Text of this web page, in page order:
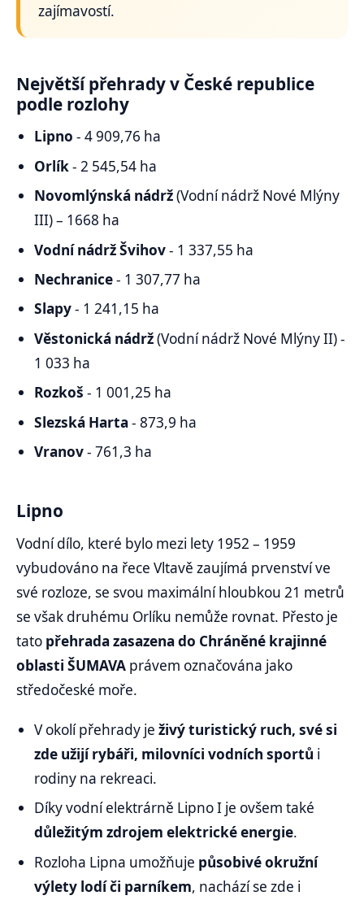
zajímavostí.
Největší přehrady v České republice
podle rozlohy
Lipno - 4 909,76 ha
Orlík- 2 545,54 ha
Novomlýnská nádrž(Vodní nádrž Nové Mlýny
III) – 1668 ha
Vodní nádrž Švihov- 1 337,55 ha
Nechranice- 1 307,77 ha
Slapy- 1 241,15 ha
Věstonická nádrž(Vodní nádrž Nové Mlýny II) -
1 033 ha
Rozkoš- 1 001,25 ha
Slezská Harta- 873,9 ha
Vranov- 761,3 ha
Lipno
Vodní dílo, které bylo mezi lety 1952 – 1959
vybudováno na řece Vltavě zaujímá prvenství ve
své rozloze, se svou maximální hloubkou 21 metrů
se však druhému Orlíku nemůže rovnat. Přesto je
tato přehrada zasazena do Chráněné krajinné
oblasti ŠUMAVA právem označována jako
středočeské moře.
V okolí přehrady ježivý turistický ruch, své si
zde užijí rybáři, milovníci vodních sportů i
rodiny na rekreaci.
Díky vodní elektrárně Lipno I je ovšem také
důležitým zdrojem elektrické energie.
Rozloha Lipna umožňuje působivé okružní
výlety lodí či parníkem, nachází se zde i